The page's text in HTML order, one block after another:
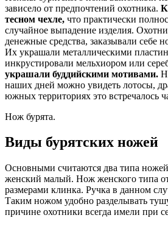
зависело от предпочтений охотника.
тесном чехле, что практически
случайное выпадение изделия.
денежные средства, заказывали себе
Их украшали металлическими
инкрустировали мельхиором или
украшали буддийскими мотивами.
наших дней можно увидеть лотосы,
южных территориях это встречалось
Нож бурята.
Виды бурятских ножей
Основными считаются два типа
женский малый. Нож женского типа
размерами клинка. Ручка в данном
Таким ножом удобно разделывать
причине охотники всегда имели при